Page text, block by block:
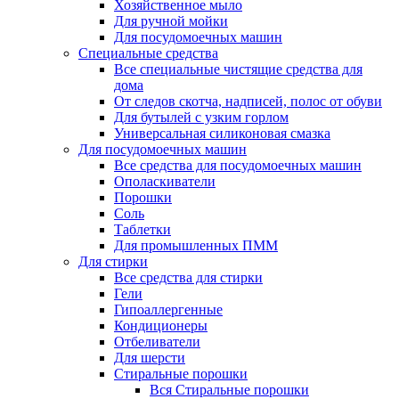
Хозяйственное мыло
Для ручной мойки
Для посудомоечных машин
Специальные средства
Все специальные чистящие средства для
дома
От следов скотча, надписей, полос от обуви
Для бутылей с узким горлом
Универсальная силиконовая смазка
Для посудомоечных машин
Все средства для посудомоечных машин
Ополаскиватели
Порошки
Соль
Таблетки
Для промышленных ПММ
Для стирки
Все средства для стирки
Гели
Гипоаллергенные
Кондиционеры
Отбеливатели
Для шерсти
Стиральные порошки
Вся Стиральные порошки